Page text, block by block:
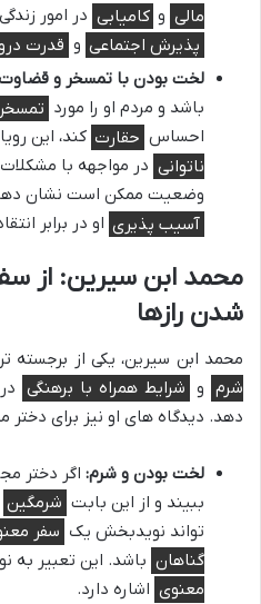
مالی و کامیابی در امور
پذیرش اجتماعی و قدرت
لخت بودن با تمسخر و
باشد و مردم او را مورد تمسخر
احساس حقارت کند، این
ناتوانی در مواجهه با
وضعیت ممکن است نشان
آسیب پذیری او در برابر
محمد ابن سیرین: از
شدن رازها
محمد ابن سیرین، یکی از برجسته
شرم و شرایط همراه با برهنگی
دهد. دیدگاه های او نیز برای
لخت بودن و شرم: اگر دختر
ببیند و از این بابت شرمگین
تواند نویدبخش یک سفر
گناهان باشد. این تعبیر به
معنوی اشاره دارد.